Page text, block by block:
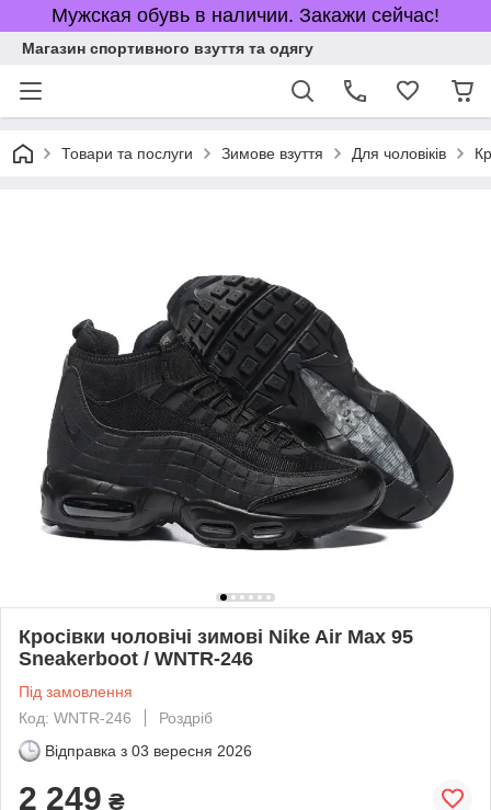
Мужская обувь в наличии. Закажи сейчас!
Магазин спортивного взуття та одягу
Товари та послуги Зимове взуття Для чоловіків
Кросівки чоловічі зимові Nike Air Max 95
Sneakerboot / WNTR-246
Під замовлення
Код: WNTR-246
Роздріб
Відправка з 03 вересня 2026
2 249 ₴